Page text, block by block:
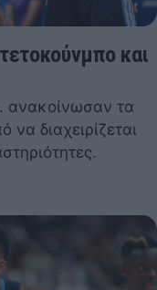
και
ανακοίνωσαν τα
διαχειρίζεται